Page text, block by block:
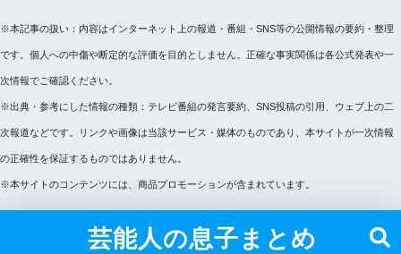
※本記事の扱い：内容はインターネット上の報道・番組・SNS等の公開情報の要約・整理
です。個人への中傷や断定的な評価を目的としません。正確な事実関係は各公式発表や一
次情報でご確認ください。
※出典・参考にした情報の種類：テレビ番組の発言要約、SNS投稿の引用、ウェブ上の二
次報道などです。リンクや画像は当該サービス・媒体のものであり、本サイトが一次情報
の正確性を保証するものではありません。
※本サイトのコンテンツには、商品プロモーションが含まれています。
芸能人の息子まとめ